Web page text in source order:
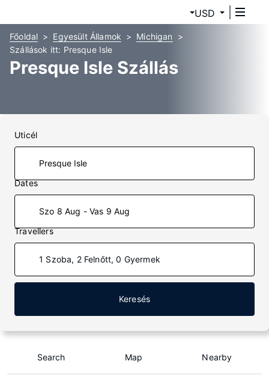
USD
Főoldal Egyesült Államok
Michigan
Szállások itt: Presque Isle
Presque Isle Szállás
Uticél
Dates
Szo 8 Aug - Vas 9 Aug
Travellers
1 Szoba, 2 Felnőtt, 0 Gyermek
Keresés
Search Map Nearby